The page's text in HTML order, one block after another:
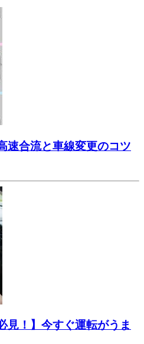
速合流と車線変更のコツ
見！】今すぐ運転がうま